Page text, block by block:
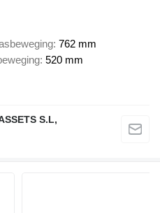
762 mm
520 mm
S.L,